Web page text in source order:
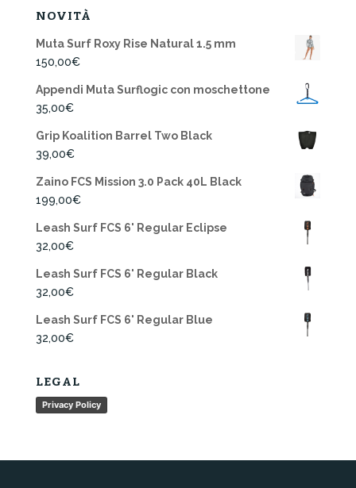
NOVITÀ
Muta Surf Roxy Rise Natural 1.5 mm
150,00€
Appendi Muta Surflogic con moschettone
35,00€
Grip Koalition Barrel Two Black
39,00€
Zaino FCS Mission 3.0 Pack 40L Black
199,00€
Leash Surf FCS 6' Regular Eclipse
32,00€
Leash Surf FCS 6' Regular Black
32,00€
Leash Surf FCS 6' Regular Blue
32,00€
LEGAL
Privacy Policy